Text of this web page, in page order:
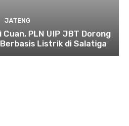
JATENG
PLN UIP JBT Dorong
Listrik di Salatiga